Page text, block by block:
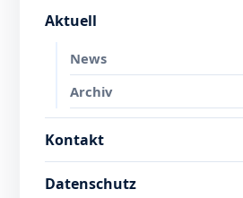
Aktuell
News
Archiv
Kontakt
Datenschutz